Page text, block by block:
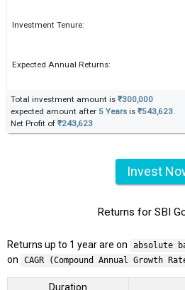
Investment Tenure:
Expected Annual Returns:
Total investment amount is ₹300,000
expected amount after 5 Years is ₹543,623.
Net Profit of ₹243,623
Invest
Returns for SBI
Returns up to 1 year are on absolute
on
CAGR (Compound Annual Growth
Duration